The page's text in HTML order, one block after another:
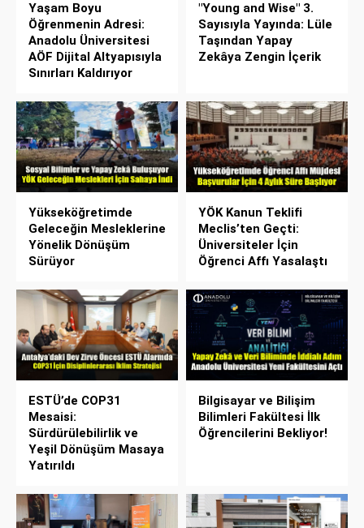
Yaşam Boyu
Öğrenmenin Adresi:
Anadolu Üniversitesi
AÖF Dijital Altyapısıyla
Sınırları Kaldırıyor
"Young and Wise" 3.
Sayısıyla Yayında: Lüle
Taşından Yapay
Zekâya Zengin İçerik
Yükseköğretimde
Geleceğin Mesleklerine
Yönelik Dönüşüm
Sürüyor
YÖK Kanun Teklifi
Meclis’ten Geçti:
Üniversiteler İçin
Öğrenci Affı Yasalaştı
ESTÜ’de COP31
Mesaisi:
Sürdürülebilirlik ve
Yeşil Dönüşüm Masaya
Yatırıldı
Bilgisayar ve Bilişim
Bilimleri Fakültesi İlk
Öğrencilerini Bekliyor!